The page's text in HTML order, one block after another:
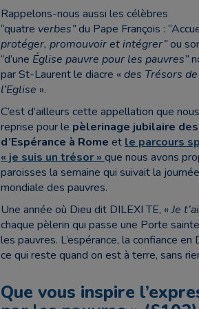
Rappelons-nous aussi les célèbres
“quatre verbes”du Pape François :
protéger, promouvoir et intégrer”ou
“d’une Église pauvre pour les pauvres”
par St-Laurent le diacre « des Trésors de
l’Eglise ».
C’est d’ailleurs cette appellation que
reprise pour le pèlerinage jubilaire
d’Espérance à Rome et le parcours
« je suis un trésor » que nous avons
paroisses la semaine qui suivait la journée
mondiale des pauvres.
Une année où Dieu dit DILEXI TE, «Je
chaque pèlerin qui passe une Porte
les pauvres. L’espérance, la confiance en
ce qui reste quand on est à terre, sans
Que vous inspire